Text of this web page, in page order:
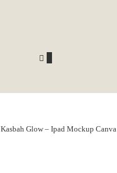
Kasbah Glow – Ipad Mockup Canva